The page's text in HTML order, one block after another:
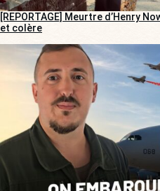
[REPORTAGE] Meurtre d’Henry
et colère